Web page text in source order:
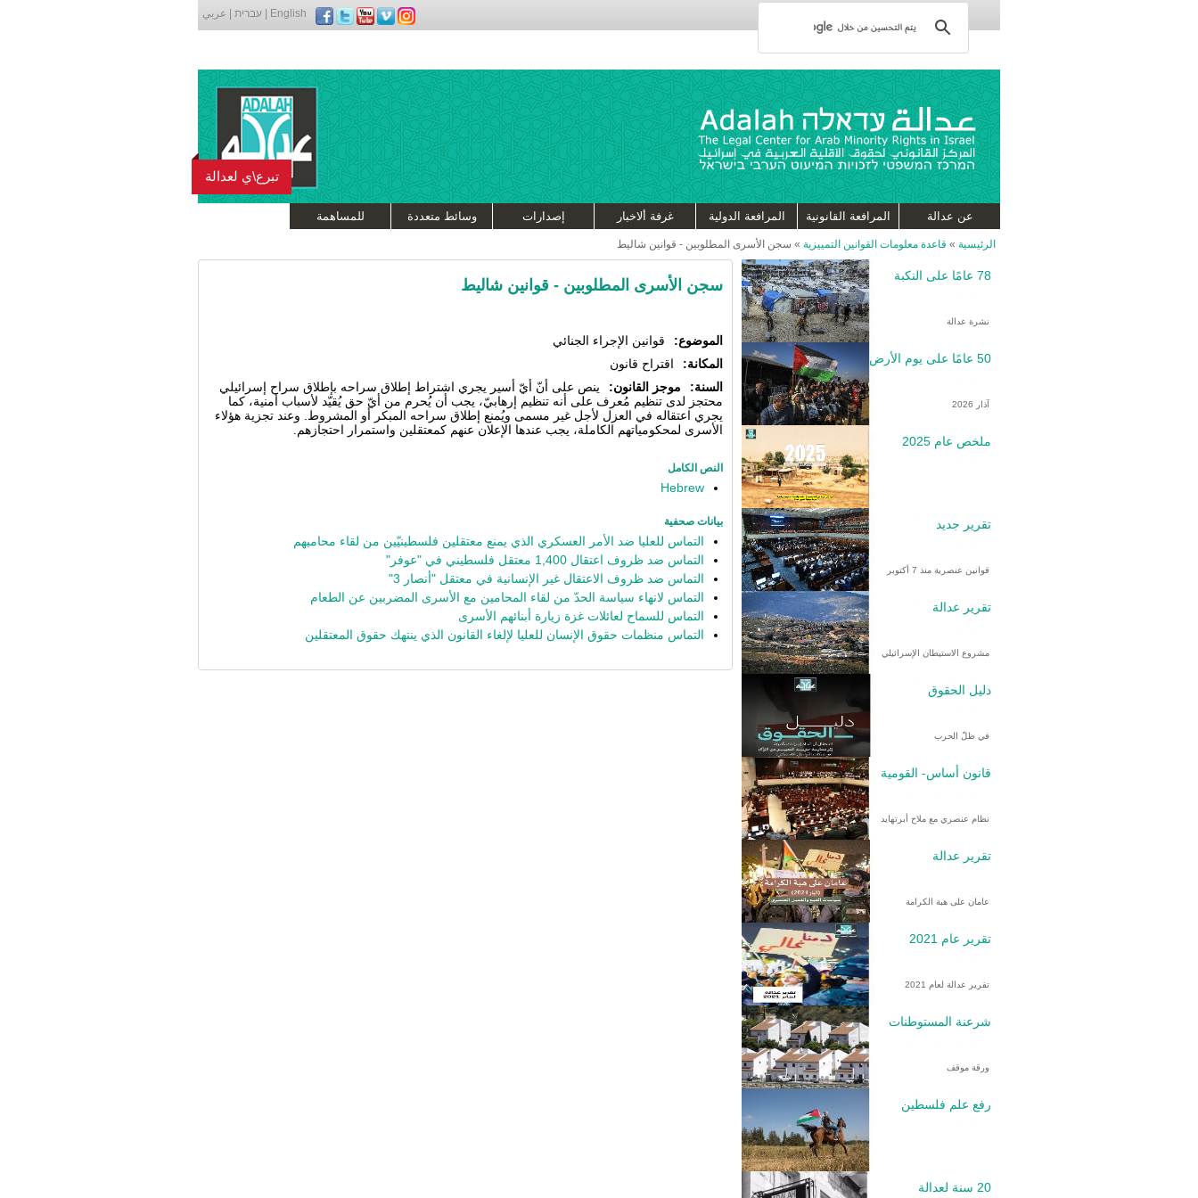
English עברית عربي
عن عدالة المرافعة القانونية المرافعة الدولية غرفة ألاخبار إصدارات وسائط متعددة للمساهمة
تبرع\ي لعدالة
الرئيسية » قاعدة معلومات القوانين التمييزية » سجن الأسرى المطلوبين - قوانين شاليط
78 عامًا على النكبة
نشرة عدالة
50 عامًا على يوم الأرض
آذار 2026
ملخص عام 2025
تقرير جديد
قوانين عنصرية منذ 7 أكتوبر
تقرير عدالة
مشروع الاستيطان الإسرائيلي
دليل الحقوق
في ظلّ الحرب
قانون أساس- القومية
نظام عنصري مع ملاح أبرتهايد
تقرير عدالة
عامان على هبة الكرامة
تقرير عام 2021
تقرير عدالة لعام 2021
شرعنة المستوطنات
ورقة موقف
رفع علم فلسطين
20 سنة لعدالة
سجن الأسرى المطلوبين - قوانين شاليط
الموضوع:
قوانين الإجراء الجنائي
المكانة:
اقتراح قانون
السنة:
موجز القانون:
ينص على أنّ أيّ أسير يجري اشتراط إطلاق سراحه بإطلاق سراح إسرائيلي
محتجز لدى تنظيم مُعرف على أنه تنظيم إرهابيّ، يجب أن يُحرم من أيّ حق يُقيّد لأسباب أمنية، كما
يجري اعتقاله في العزل لأجل غير مسمى ويُمنع إطلاق سراحه المبكر أو المشروط. وعند تجزية هؤلاء
الأسرى لمحكومياتهم الكاملة، يجب عندها الإعلان عنهم كمعتقلين واستمرار احتجازهم.
النص الكامل
Hebrew
بيانات صحفية
التماس للعليا ضد الأمر العسكري الذي يمنع معتقلين فلسطينيّين من لقاء محاميهم
التماس ضد ظروف اعتقال 1,400 معتقل فلسطيني في "عوفر"
التماس ضد ظروف الاعتقال غير الإنسانية في معتقل "أنصار 3"
التماس لانهاء سياسة الحدّ من لقاء المحامين مع الأسرى المضربين عن الطعام
التماس للسماح لعائلات غزة زيارة أبنائهم الأسرى
التماس منظمات حقوق الإنسان للعليا لإلغاء القانون الذي ينتهك حقوق المعتقلين